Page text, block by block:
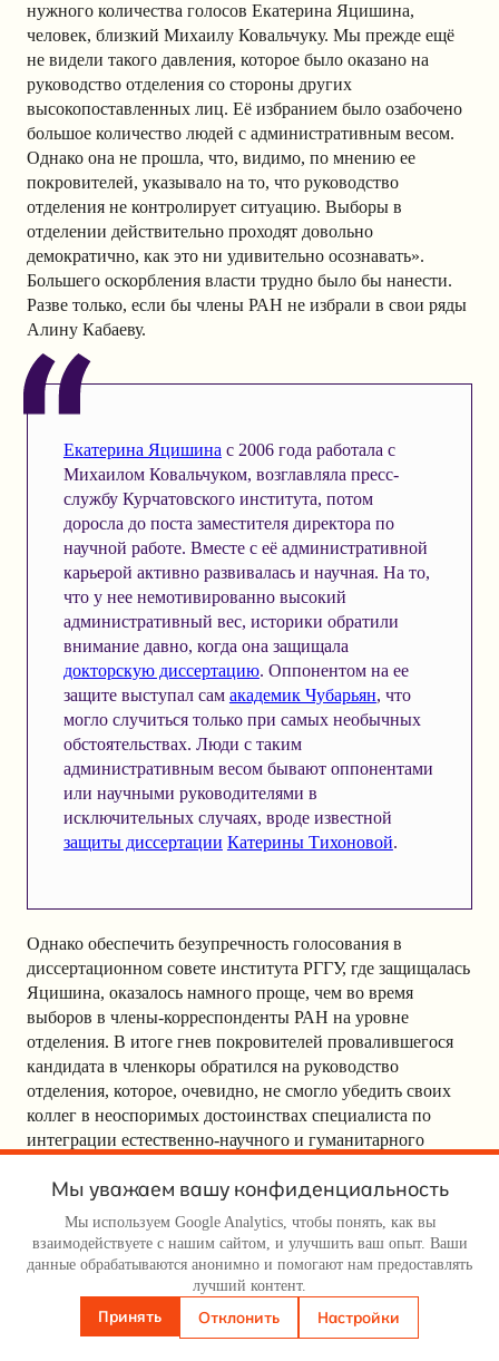
нужного количества голосов Екатерина Яцишина,
человек, близкий Михаилу Ковальчуку. Мы прежде ещё
не видели такого давления, которое было оказано на
руководство отделения со стороны других
высокопоставленных лиц. Её избранием было озабочено
большое количество людей с административным весом.
Однако она не прошла, что, видимо, по мнению ее
покровителей, указывало на то, что руководство
отделения не контролирует ситуацию. Выборы в
отделении действительно проходят довольно
демократично, как это ни удивительно осознавать».
Большего оскорбления власти трудно было бы нанести.
Разве только, если бы члены РАН не избрали в свои ряды
Алину Кабаеву.
Екатерина Яцишина с 2006 года работала с
Михаилом Ковальчуком, возглавляла пресс-
службу Курчатовского института, потом
доросла до поста заместителя директора по
научной работе. Вместе с её административной
карьерой активно развивалась и научная. На то,
что у нее немотивированно высокий
административный вес, историки обратили
внимание давно, когда она защищала
докторскую диссертацию. Оппонентом на ее
защите выступал сам академик Чубарьян, что
могло случиться только при самых необычных
обстоятельствах. Люди с таким
административным весом бывают оппонентами
или научными руководителями в
исключительных случаях, вроде известной
защиты диссертации Катерины Тихоновой.
Однако обеспечить безупречность голосования в
диссертационном совете института РГГУ, где защищалась
Яцишина, оказалось намного проще, чем во время
выборов в члены-корреспонденты РАН на уровне
отделения. В итоге гнев покровителей провалившегося
кандидата в членкоры обратился на руководство
отделения, которое, очевидно, не смогло убедить своих
коллег в неоспоримых достоинствах специалиста по
интеграции естественно-научного и гуманитарного
было поручено Валерию Кашину, что само по себе, когда
академик из одной научной области пытается
воспрепятствовать выбору кандидата в далёком от его
научных интересов отделении, не редкость.
Мы уважаем вашу конфиденциальность
Мы используем Google Analytics, чтобы понять, как вы
взаимодействуете с нашим сайтом, и улучшить ваш опыт. Ваши
данные обрабатываются анонимно и помогают нам предоставлять
лучший контент.
Принять Отклонить Настройки